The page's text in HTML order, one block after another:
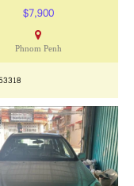
$7,900
Phnom Penh